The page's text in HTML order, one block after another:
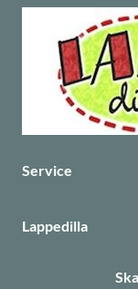
Service
Lappedilla